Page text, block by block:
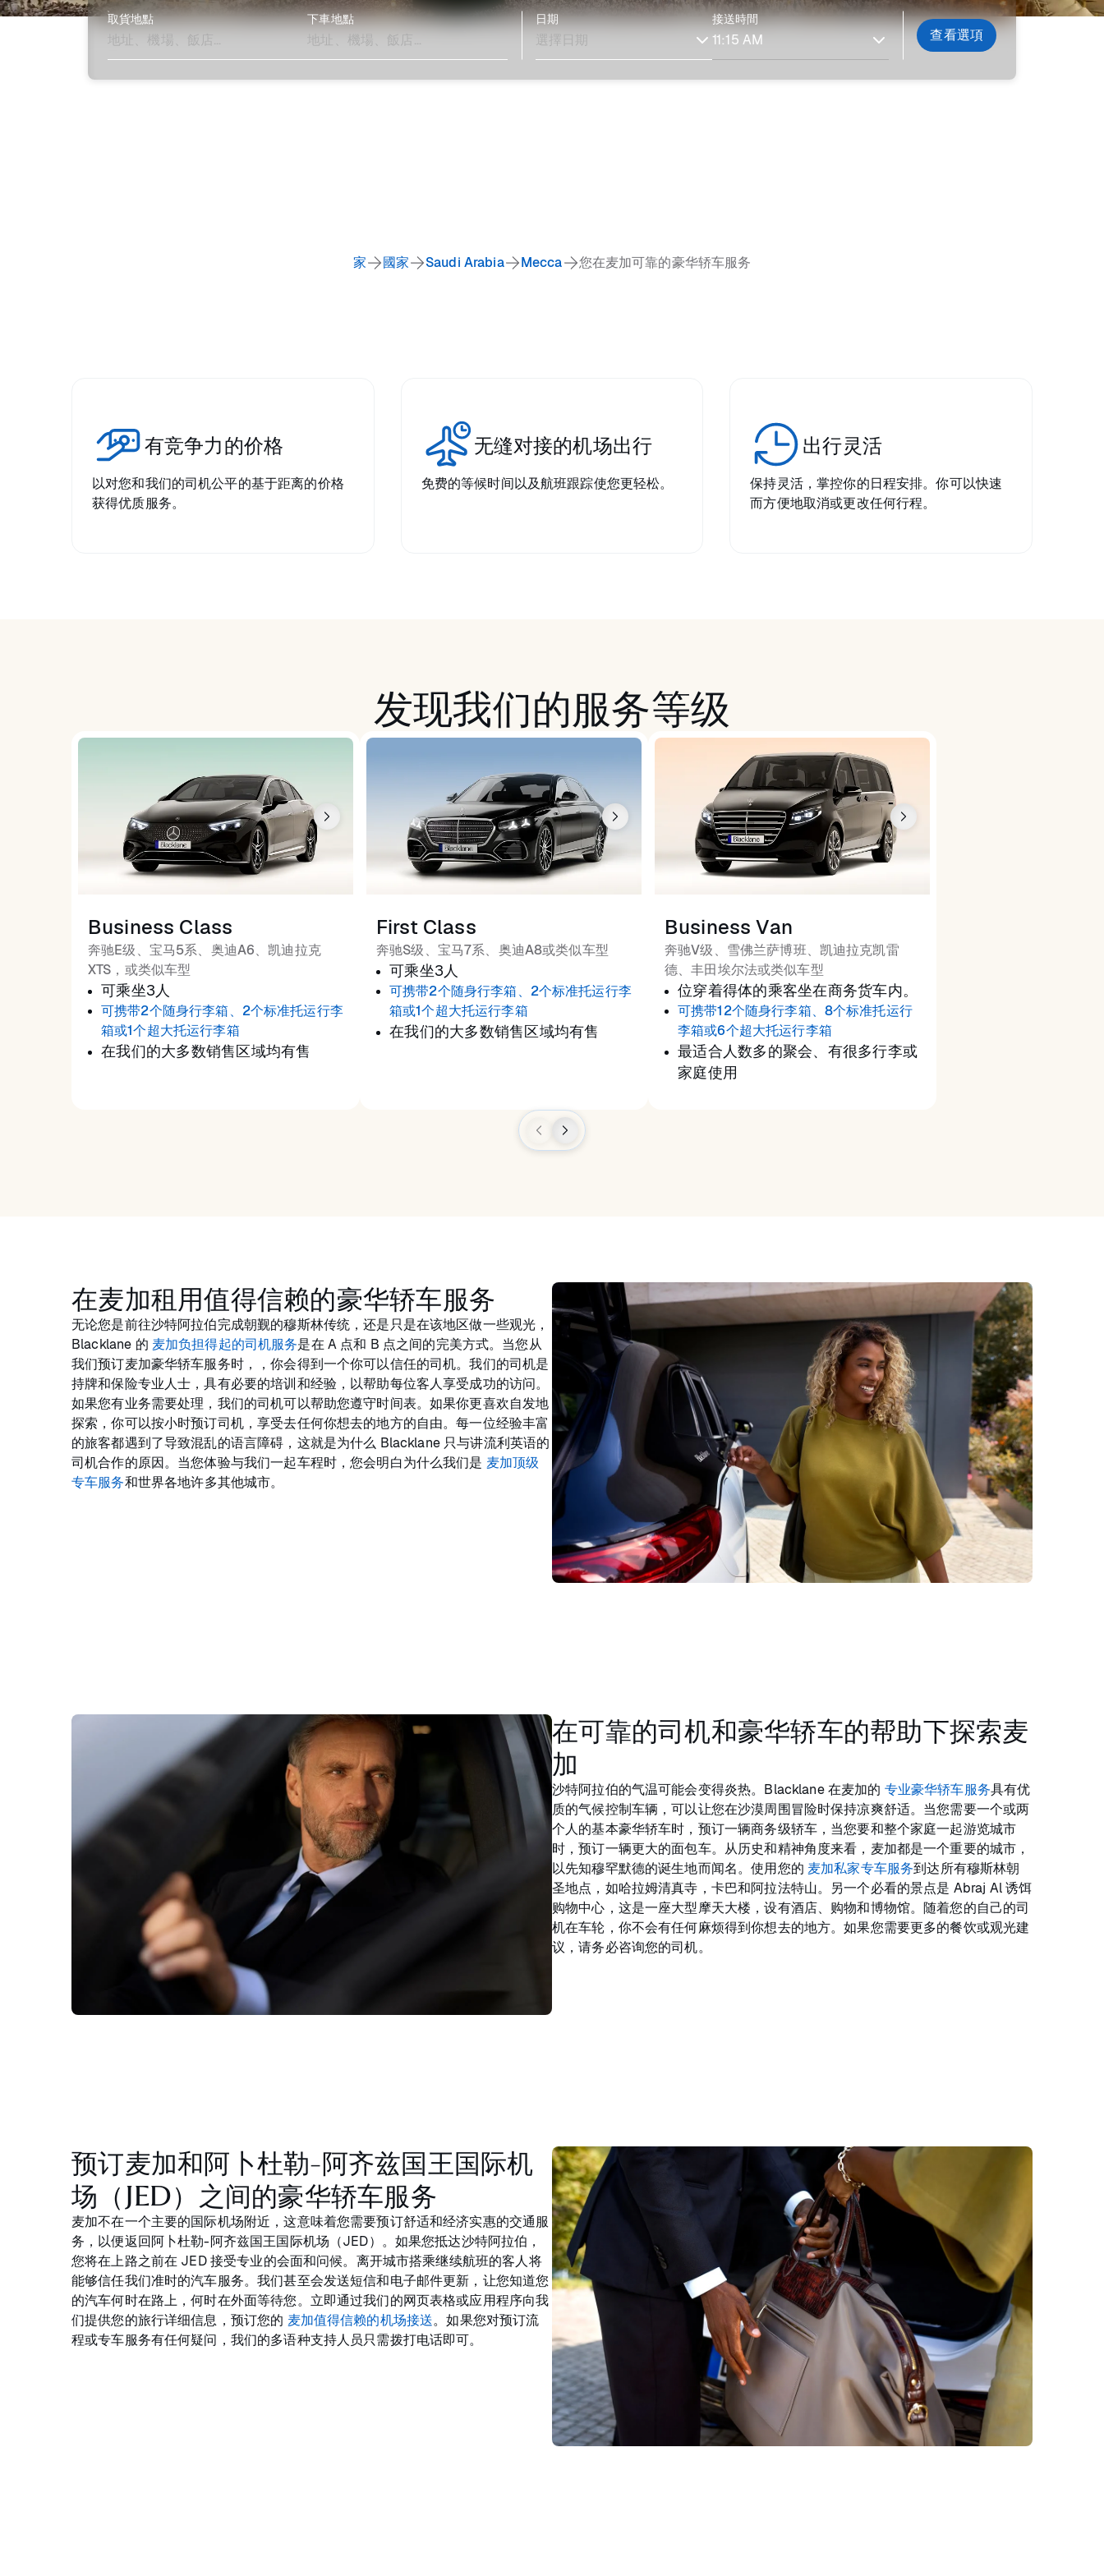
取貨地點 下車地點 日期 接送時間
查看選項
家 國家 Saudi Arabia Mecca 您在麦加可靠的豪华轿车服务
有竞争力的价格
以对您和我们的司机公平的基于距离的价格
获得优质服务。
无缝对接的机场出行
免费的等候时间以及航班跟踪使您更轻松。
出行灵活
保持灵活，掌控你的日程安排。你可以快速
而方便地取消或更改任何行程。
发现我们的服务等级
Business Class
奔驰E级、宝马5系、奥迪A6、凯迪拉克
XTS，或类似车型
可乘坐3人
可携带2个随身行李箱、2个标准托运行李
箱或1个超大托运行李箱
在我们的大多数销售区域均有售
First Class
奔驰S级、宝马7系、奥迪A8或类似车型
可乘坐3人
可携带2个随身行李箱、2个标准托运行李
箱或1个超大托运行李箱
在我们的大多数销售区域均有售
Business Van
奔驰V级、雪佛兰萨博班、凯迪拉克凯雷
德、丰田埃尔法或类似车型
位穿着得体的乘客坐在商务货车内。
可携带12个随身行李箱、8个标准托运行
李箱或6个超大托运行李箱
最适合人数多的聚会、有很多行李或
家庭使用
在麦加租用值得信赖的豪华轿车服务
无论您是前往沙特阿拉伯完成朝觐的穆斯林传统，还是只是在该地区做一些观光，
Blacklane 的 麦加负担得起的司机服务是在 A 点和 B 点之间的完美方式。当您从
我们预订麦加豪华轿车服务时，，你会得到一个你可以信任的司机。我们的司机是
持牌和保险专业人士，具有必要的培训和经验，以帮助每位客人享受成功的访问。
如果您有业务需要处理，我们的司机可以帮助您遵守时间表。如果你更喜欢自发地
探索，你可以按小时预订司机，享受去任何你想去的地方的自由。每一位经验丰富
的旅客都遇到了导致混乱的语言障碍，这就是为什么 Blacklane 只与讲流利英语的
司机合作的原因。当您体验与我们一起车程时，您会明白为什么我们是 麦加顶级
专车服务和世界各地许多其他城市。
在可靠的司机和豪华轿车的帮助下探索麦
加
沙特阿拉伯的气温可能会变得炎热。Blacklane 在麦加的 专业豪华轿车服务具有优
质的气候控制车辆，可以让您在沙漠周围冒险时保持凉爽舒适。当您需要一个或两
个人的基本豪华轿车时，预订一辆商务级轿车，当您要和整个家庭一起游览城市
时，预订一辆更大的面包车。从历史和精神角度来看，麦加都是一个重要的城市，
以先知穆罕默德的诞生地而闻名。使用您的 麦加私家专车服务到达所有穆斯林朝
圣地点，如哈拉姆清真寺，卡巴和阿拉法特山。另一个必看的景点是 Abraj Al 诱饵
购物中心，这是一座大型摩天大楼，设有酒店、购物和博物馆。随着您的自己的司
机在车轮，你不会有任何麻烦得到你想去的地方。如果您需要更多的餐饮或观光建
议，请务必咨询您的司机。
预订麦加和阿卜杜勒-阿齐兹国王国际机
场（JED）之间的豪华轿车服务
麦加不在一个主要的国际机场附近，这意味着您需要预订舒适和经济实惠的交通服
务，以便返回阿卜杜勒-阿齐兹国王国际机场（JED）。如果您抵达沙特阿拉伯，
您将在上路之前在 JED 接受专业的会面和问候。离开城市搭乘继续航班的客人将
能够信任我们准时的汽车服务。我们甚至会发送短信和电子邮件更新，让您知道您
的汽车何时在路上，何时在外面等待您。立即通过我们的网页表格或应用程序向我
们提供您的旅行详细信息，预订您的 麦加值得信赖的机场接送。如果您对预订流
程或专车服务有任何疑问，我们的多语种支持人员只需拨打电话即可。